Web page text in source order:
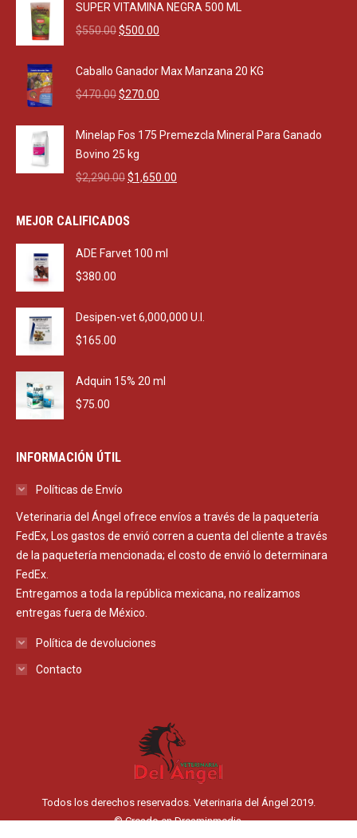
SUPER VITAMINA NEGRA 500 ML
$550.00Original
was:
$550.00.
$500.00
is:
Caballo Ganador Max Manzana 20 KG
$470.00Original
was:
$470.00.
$270.00
is:
Minelap Fos 175 Premezcla Mineral Para Ganado
Bovino 25 kg
$2,290.00Original
was:
$1,650.00
MEJOR CALIFICADOS
ADE Farvet 100 ml
$380.00
Desipen-vet 6,000,000 U.I.
$165.00
Adquin 15% 20 ml
$75.00
INFORMACIÓN ÚTIL
Políticas de Envío
Veterinaria del Ángel ofrece envíos a través de la paquetería
FedEx, Los gastos de envió corren a cuenta del cliente a través
de la paquetería mencionada; el costo de envió lo determinara
FedEx.
Entregamos a toda la república mexicana, no realizamos
entregas fuera de México.
Política de devoluciones
Contacto
Todos los derechos reservados. Veterinaria del Ángel 2019.
© Creado enDreaminmedia.